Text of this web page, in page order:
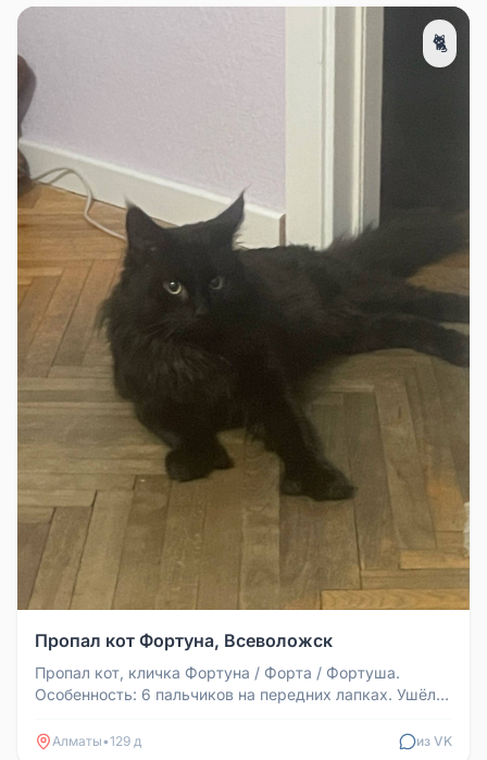
🐈
Пропал кот Фортуна, Всеволожск
Пропал кот, кличка Фортуна / Форта / Фортуша.
Особенность: 6 пальчиков на передних лапках. Ушёл
Алматы•129 д из VK